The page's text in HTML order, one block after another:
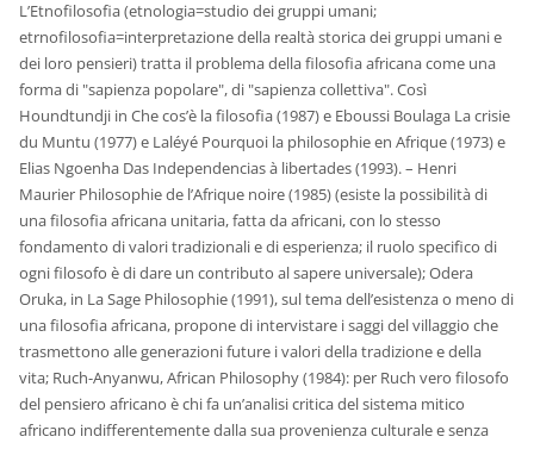
L’Etnofilosofia (etnologia=studio dei gruppi umani;
etrnofilosofia=interpretazione della realtà storica dei gruppi umani e
dei loro pensieri) tratta il problema della filosofia africana come una
forma di "sapienza popolare", di "sapienza collettiva". Così
Houndtundji in Che cos’è la filosofia (1987) e Eboussi Boulaga La crisie
du Muntu (1977) e Laléyé Pourquoi la philosophie en Afrique (1973) e
Elias Ngoenha Das Independencias à libertades (1993). – Henri
Maurier Philosophie de l’Afrique noire (1985) (esiste la possibilità di
una filosofia africana unitaria, fatta da africani, con lo stesso
fondamento di valori tradizionali e di esperienza; il ruolo specifico di
ogni filosofo è di dare un contributo al sapere universale); Odera
Oruka, in La Sage Philosophie (1991), sul tema dell’esistenza o meno di
una filosofia africana, propone di intervistare i saggi del villaggio che
trasmettono alle generazioni future i valori della tradizione e della
vita; Ruch-Anyanwu, African Philosophy (1984): per Ruch vero filosofo
del pensiero africano è chi fa un’analisi critica del sistema mitico
africano indifferentemente dalla sua provenienza culturale e senza